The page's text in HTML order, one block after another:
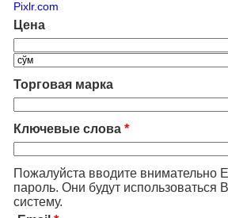
Pixlr.com
Цена
Торговая марка
Ключевые слова *
Пожалуйста вводите внимательно
пароль. Они будут использоваться
систему.